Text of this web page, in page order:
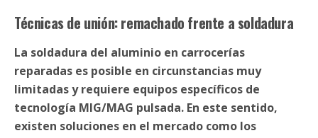
Técnicas de unión: remachado frente a soldadura
La soldadura del aluminio en carrocerías
reparadas es posible en circunstancias muy
limitadas y requiere equipos específicos de
tecnología MIG/MAG pulsada. En este sentido,
existen soluciones en el mercado como los